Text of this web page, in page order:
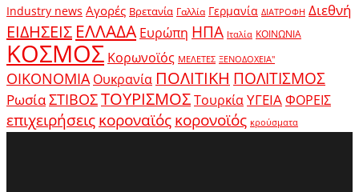
Industry news Αγορές Βρετανία Γαλλία Γερμανία ΔΙΑΤΡΟΦΗ Διεθνή
ΕΙΔΗΣΕΙΣ ΕΛΛΑΔΑ Ευρώπη ΗΠΑ Ιταλία ΚΟΙΝΩΝΙΑ
ΚΟΣΜΟΣ Κορωνοϊός ΜΕΛΕΤΕΣ ΞΕΝΟΔΟΧΕΙΑ"
ΟΙΚΟΝΟΜΙΑ Ουκρανία ΠΟΛΙΤΙΚΗ ΠΟΛΙΤΙΣΜΟΣ
ΡωσίαΣΤΙΒΟΣΤΟΥΡΙΣΜΟΣΤουρκίαΥΓΕΙΑΦΟΡΕΙΣ
επιχειρήσειςκοροναϊόςκορονοϊός κρούσματα